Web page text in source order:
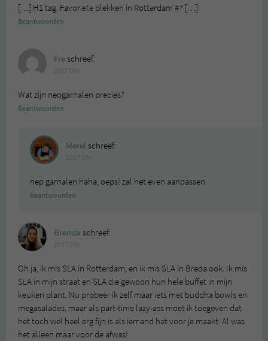
[…] H1 tag: Favoriete plekken in Rotterdam #7 […]
Beantwoorden
Freschreef:
Wat zijn neogarnalen precies?
Beantwoorden
Merel schreef:
nep garnalen haha, oeps! zal het even aanpassen
Beantwoorden
Brenda schreef:
Oh ja, ik mis SLA in Rotterdam, en ik mis SLA in Breda ook. Ik mis
SLA in mijn straat en SLA die gewoon hun hele buffet in mijn
keuken plant. Nu probeer ik zelf maar iets met buddha bowls en
megasalades, maar als part-time lazy-ass moet ik toegeven dat
het toch wel heel erg fijn is als iemand het voor je maakt. Al was
het alleen maar voor de afwas!